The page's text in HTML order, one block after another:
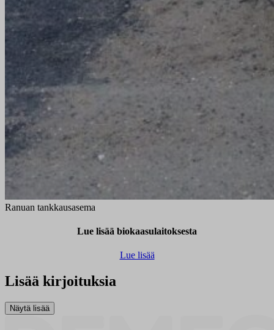
Ranuan tankkausasema
Lue lisää biokaasulaitoksesta
Lue lisää
Lisää kirjoituksia